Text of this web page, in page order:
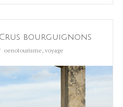
Crus bourguignons
oenotourisme, voyage